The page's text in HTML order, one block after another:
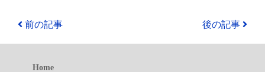
前の記事 後の記事
Home